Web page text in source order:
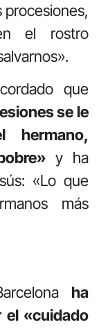
procesiones,
el rostro
que
se le
hermano,
y ha
«Lo que
más
ha
el «cuidado